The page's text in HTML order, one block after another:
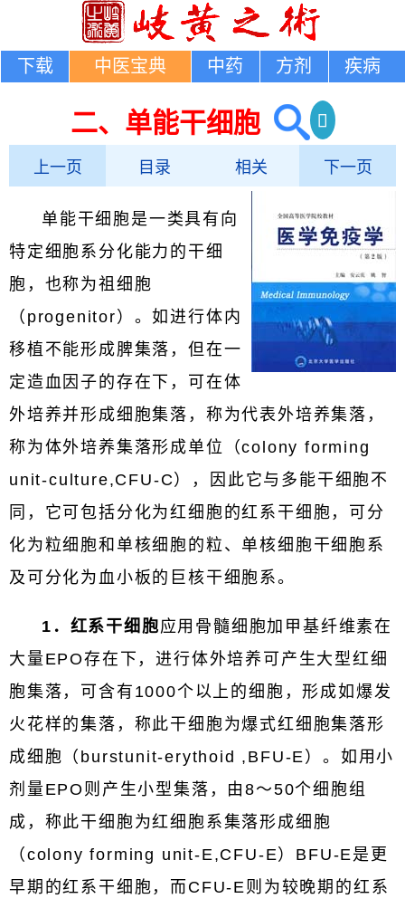
下载 中医宝典 中药 方剂 疾病
二、单能干细胞
上一页 目录 相关 下一页
单能干细胞是一类具有向
特定细胞系分化能力的干细
胞，也称为祖细胞
（progenitor）。如进行体内
移植不能形成脾集落，但在一
定造血因子的存在下，可在体
外培养并形成细胞集落，称为代表外培养集落，
称为体外培养集落形成单位（colony forming
unit-culture,CFU-C），因此它与多能干细胞不
同，它可包括分化为红细胞的红系干细胞，可分
化为粒细胞和单核细胞的粒、单核细胞干细胞系
及可分化为血小板的巨核干细胞系。
1．红系干细胞应用骨髓细胞加甲基纤维素在
大量EPO存在下，进行体外培养可产生大型红细
胞集落，可含有1000个以上的细胞，形成如爆发
火花样的集落，称此干细胞为爆式红细胞集落形
成细胞（burstunit-erythoid ,BFU-E）。如用小
剂量EPO则产生小型集落，由8～50个细胞组
成，称此干细胞为红细胞系集落形成细胞
（colony forming unit-E,CFU-E）BFU-E是更
早期的红系干细胞，而CFU-E则为较晚期的红系